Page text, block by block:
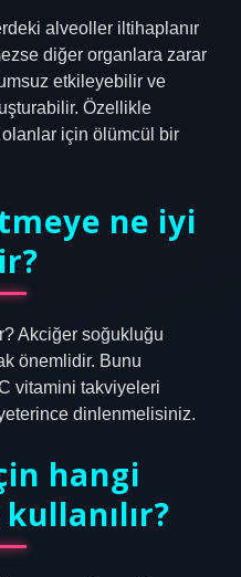
alveoller iltihaplanır
diğer organlara zarar
etkileyebilir ve
Özellikle
olanlar için ölümcül bir
ne iyi
Akciğer soğukluğu
önemlidir. Bunu
vitamini takviyeleri
dinlenmelisiniz.
hangi